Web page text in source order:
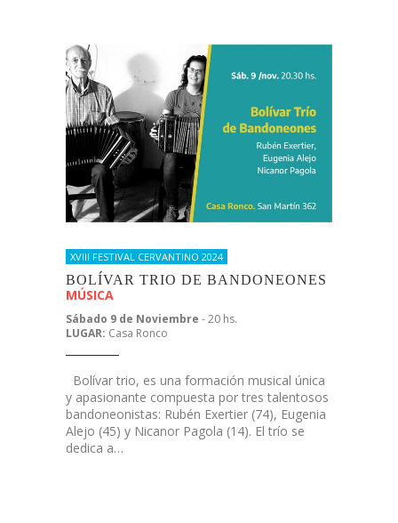
XVIII FESTIVAL CERVANTINO 2024
BOLÍVAR TRIO DE BANDONEONES
MÚSICA
Sábado 9 de Noviembre - 20 hs.
LUGAR: Casa Ronco
Bolívar trio, es una formación musical única
y apasionante compuesta por tres talentosos
bandoneonistas: Rubén Exertier (74), Eugenia
Alejo (45) y Nicanor Pagola (14). El trío se
dedica a…